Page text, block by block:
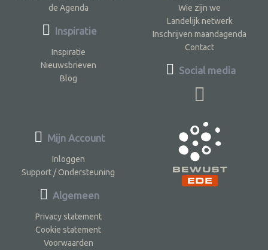
de Agenda
Inspiratie
Inspiratie
Nieuwsbrieven
Blog
Wie zijn we
Landelijk netwerk
Inschrijven maandagenda
Contact
Social media
Mijn Account
Inloggen
Support / Ondersteuning
Algemeen
Privacy statement
Cookie statement
Voorwaarden